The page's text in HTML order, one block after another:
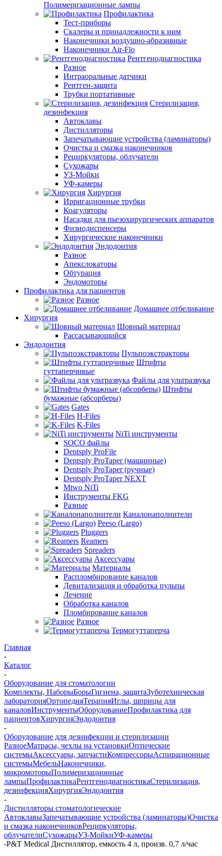
Полимеризационные лампы
Профилактика
Тест-приборы
Скалеры и принадлежности к ним
Наконечники воздушно-абразивные
Наконечники Air-Flo
Рентгенодиагностика
Разное
Интраоральные датчики
Рентген-защита
Трубки портативные
Стерилизация,
дезинфекция
Автоклавы
Дистилляторы
Запечатывающие устройства (ламинаторы)
Очистка и смазка наконечников
Рециркуляторы, облучатели
Сухожары
УЗ-Мойки
УФ-камеры
Хирургия
Ирригационные трубки
Коагуляторы
Насадки для пьезохирургических аппаратов
Физиодиспенсеры
Хирургические наконечники
Эндодонтия
Разное
Апекслокаторы
Обтурация
Эндомоторы
Профилактика для пациентов
Разное
Домашнее отбеливание
Хирургия
Шовный материал
Рассасывающийся
Эндодонтия
Пульпоэкстракторы
Штифты
гуттаперчивые
Файлы для ультразвука
Штифты
бумажные (абсорберы)
Gates
H-Files
K-Files
NiTi инструменты
SOCO файлы
Dentsply ProFile
Dentsply ProTaper (машинные)
Dentsply ProTaper (ручные)
Dentsply ProTaper NEXT
Mtwo NiTi
Инструменты FKG
Разные
Каналонаполнители
Peeso (Largo)
Pluggers
Reamers
Spreaders
Аксессуары
Материалы
Распломбирование каналов
Девитализация и обработка пульпы
Лечение
Обработка каналов
Пломбирование каналов
Разное
Термогуттаперча
Главная
-
Каталог
-
Оборудование для стоматологии
Комплекты, НаборыБорыГигиена, защитаЗуботехническая
лабораторияОртопедияТерапияИглы, шприцы для
каналовИнструментыОборудованиеПрофилактика для
пациентовХирургияЭндодонтия
-
Оборудование для дезинфекции и стерилизации
РазноеМатрасы, чехлы на установкиОптические
системыАксессуары, запчастиКомпрессорыАспирационные
системыМебельНаконечники,
микромоторыПолимеризационные
лампыПрофилактикаРентгенодиагностикаСтерилизация,
дезинфекцияХирургияЭндодонтия
-
Дистилляторы стоматологические
АвтоклавыЗапечатывающие устройства (ламинаторы)Очистка
и смазка наконечниковРециркуляторы,
облучателиСухожарыУЗ-МойкиУФ-камеры
-P&T Medical Дистиллятор, емкость 4 л, произв. 0,7 л/час